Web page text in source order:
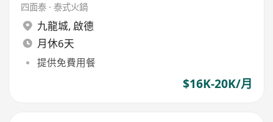
四面泰 · 泰式火鍋
九龍城, 啟德
月休6天
提供免費用餐
$16K-20K/月